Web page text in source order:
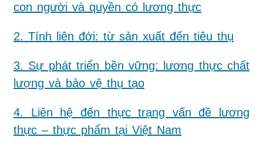
con người và quyền có lương thực
2. Tính liên đới: từ sản xuất đến tiêu thụ
3. Sự phát triển bền vững: lương thực chất
lượng và bảo vệ thụ tạo
4. Liên hệ đến thực trạng vấn đề lương
thực – thực phẩm tại Việt Nam